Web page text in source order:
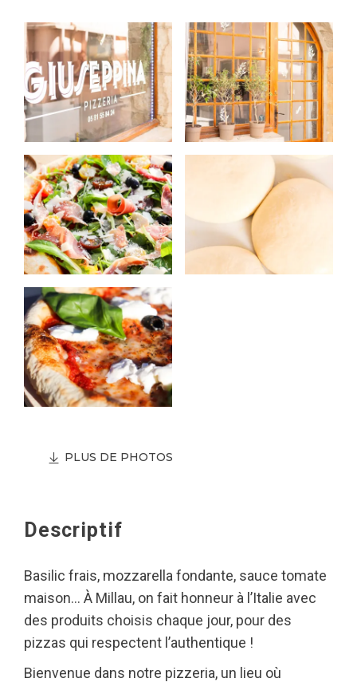
PLUS DE PHOTOS
Descriptif
Basilic frais, mozzarella fondante, sauce tomate
maison… À Millau, on fait honneur à l’Italie avec
des produits choisis chaque jour, pour des
pizzas qui respectent l’authentique !
Bienvenue dans notre pizzeria, un lieu où